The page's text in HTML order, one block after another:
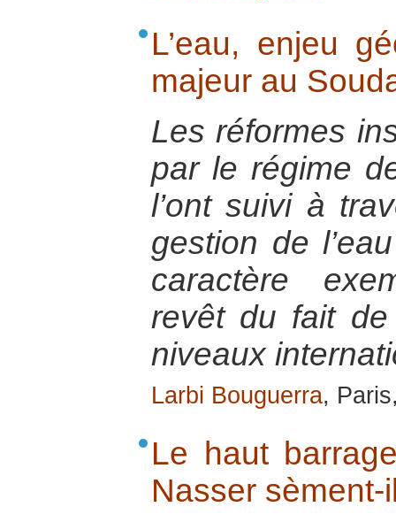
L’eau, enjeu
majeur au
Les réformes
par le régime
l’ont suivi à
gestion de
caractère
revêt du fait
niveaux
Larbi Bouguerra,
Le haut
Nasser